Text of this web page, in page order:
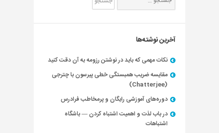
آخرین نوشته‌ها
نکات مهمی که باید در نوشتن رزومه به آن دقت کنید
مقایسه ضریب همبستگی خطی پیرسون با چترجی
(Chatterjee)
دوره‌های آموزشی رایگان و پرمخاطب فرادرس
در باب لذت و اهمیت اشتباه کردن — باشگاه
اشتباهات